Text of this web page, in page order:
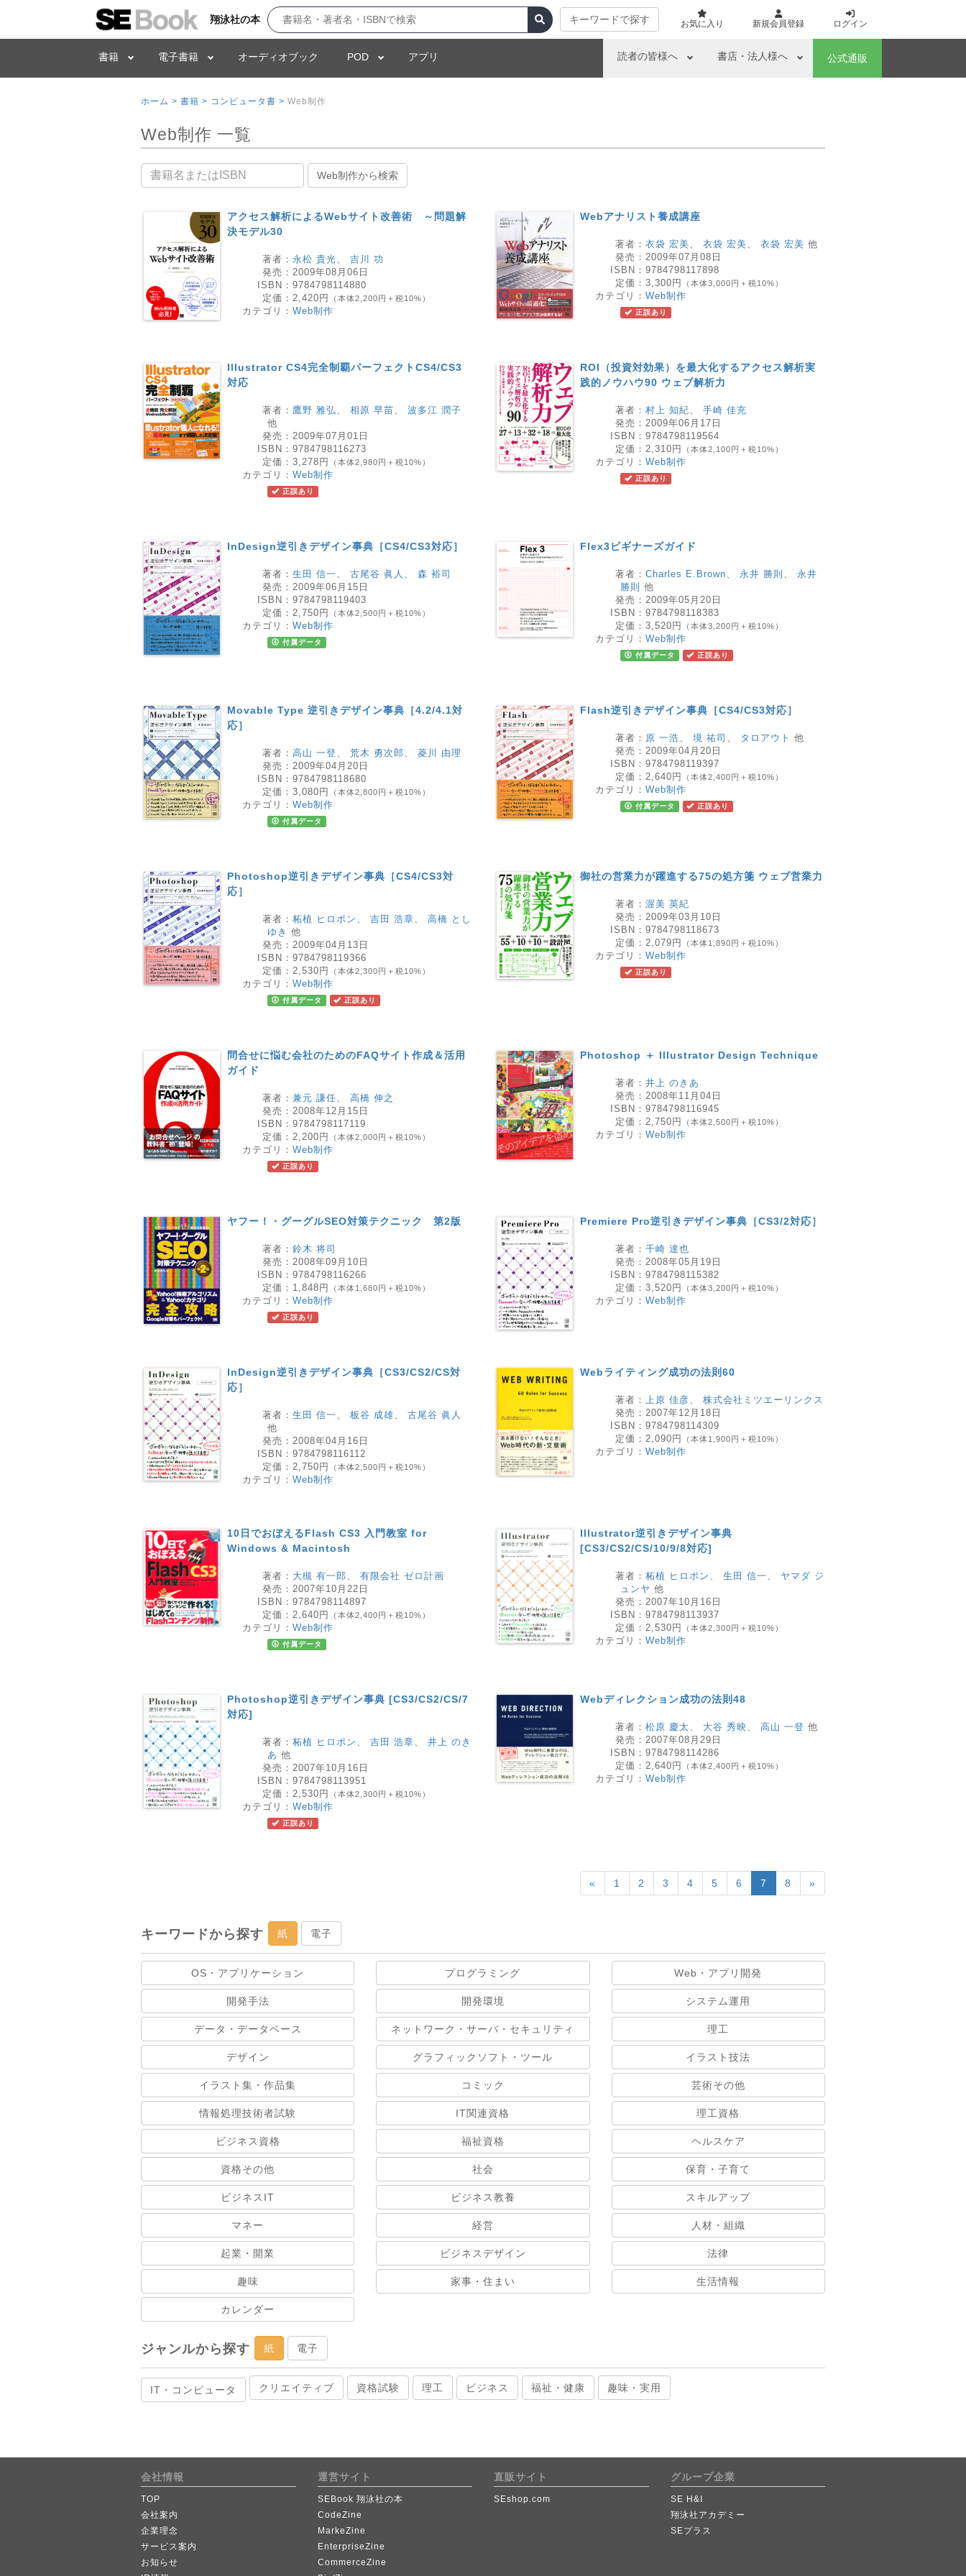
翔泳社の本 キーワードで探す お気に入り 新規会員登録 ログイン
書籍 電子書籍 オーディオブック POD アプリ 読者の皆様へ 書店・法人様へ 公式通販
ホーム > 書籍 > コンピュータ書 > Web制作
Web制作 一覧
書籍名 Web制作から検索
アクセス解析によるWebサイト改善術 ～問題解
決モデル30
著者： 永松 貴光、 吉川 功
発売： 2009年08月06日
ISBN： 9784798114880
定価： 2,420円 （本体2,200円＋税10%）
カテゴリ： Web制作
Webアナリスト養成講座
著者： 衣袋 宏美、 衣袋 宏美、 衣袋 宏美 他
発売： 2009年07月08日
ISBN： 9784798117898
定価： 3,300円 （本体3,000円＋税10%）
カテゴリ： Web制作
正誤あり
Illustrator CS4完全制覇パーフェクトCS4/CS3
対応
著者： 鷹野 雅弘、 相原 早苗、 波多江 潤子
他
発売： 2009年07月01日
ISBN： 9784798116273
定価： 3,278円 （本体2,980円＋税10%）
カテゴリ： Web制作
正誤あり
ROI（投資対効果）を最大化するアクセス解析実
践的ノウハウ90 ウェブ解析力
著者： 村上 知紀、 手崎 佳充
発売： 2009年06月17日
ISBN： 9784798119564
定価： 2,310円 （本体2,100円＋税10%）
カテゴリ： Web制作
正誤あり
InDesign逆引きデザイン事典［CS4/CS3対応］
著者： 生田 信一 、 古尾谷 眞人 、 森 裕司
発売： 2009年06月15日
ISBN： 9784798119403
定価： 2,750円 （本体2,500円＋税10%）
カテゴリ： Web制作
付属データ
Flex3ビギナーズガイド
著者： Charles E.Brown、 永井 勝則 、 永井
勝則 他
発売： 2009年05月20日
ISBN： 9784798118383
定価： 3,520円 （本体3,200円＋税10%）
カテゴリ： Web制作
付属データ 正誤あり
Movable Type 逆引きデザイン事典［4.2/4.1対
応］
著者： 高山 一登、 荒木 勇次郎 、 菱川 由理
発売： 2009年04月20日
ISBN： 9784798118680
定価： 3,080円 （本体2,800円＋税10%）
カテゴリ： Web制作
付属データ
Flash逆引きデザイン事典［CS4/CS3対応］
著者： 原 一浩、 境 祐司 、 タロアウト 他
発売： 2009年04月20日
ISBN： 9784798119397
定価： 2,640円 （本体2,400円＋税10%）
カテゴリ： Web制作
付属データ 正誤あり
Photoshop逆引きデザイン事典［CS4/CS3対
応］
著者： 柘植 ヒロポン 、 吉田 浩章、 高橋 とし
ゆき 他
発売： 2009年04月13日
ISBN： 9784798119366
定価： 2,530円 （本体2,300円＋税10%）
カテゴリ： Web制作
付属データ 正誤あり
御社の営業力が躍進する75の処方箋 ウェブ営業力
著者： 渥美 英紀
発売： 2009年03月10日
ISBN： 9784798118673
定価： 2,079円 （本体1,890円＋税10%）
カテゴリ： Web制作
正誤あり
問合せに悩む会社のためのFAQサイト作成＆活用
ガイド
著者： 兼元 謙任、 高橋 伸之
発売： 2008年12月15日
ISBN： 9784798117119
定価： 2,200円 （本体2,000円＋税10%）
カテゴリ： Web制作
正誤あり
Photoshop ＋ Illustrator Design Technique
著者： 井上 のきあ
発売： 2008年11月04日
ISBN： 9784798116945
定価： 2,750円 （本体2,500円＋税10%）
カテゴリ： Web制作
ヤフー！・グーグルSEO対策テクニック 第2版
著者： 鈴木 将司
発売： 2008年09月10日
ISBN： 9784798116266
定価： 1,848円 （本体1,680円＋税10%）
カテゴリ： Web制作
正誤あり
Premiere Pro逆引きデザイン事典［CS3/2対応］
著者： 千崎 達也
発売： 2008年05月19日
ISBN： 9784798115382
定価： 3,520円 （本体3,200円＋税10%）
カテゴリ： Web制作
InDesign逆引きデザイン事典［CS3/CS2/CS対
応］
著者： 生田 信一 、 板谷 成雄、 古尾谷 眞人
他
発売： 2008年04月16日
ISBN： 9784798116112
定価： 2,750円 （本体2,500円＋税10%）
カテゴリ： Web制作
Webライティング成功の法則60
著者： 上原 佳彦、 株式会社ミツエーリンクス
発売： 2007年12月18日
ISBN： 9784798114309
定価： 2,090円 （本体1,900円＋税10%）
カテゴリ： Web制作
10日でおぼえるFlash CS3 入門教室 for
Windows & Macintosh
著者： 大槻 有一郎 、 有限会社 ゼロ計画
発売： 2007年10月22日
ISBN： 9784798114897
定価： 2,640円 （本体2,400円＋税10%）
カテゴリ： Web制作
付属データ
Illustrator逆引きデザイン事典
[CS3/CS2/CS/10/9/8対応]
著者： 柘植 ヒロポン 、 生田 信一 、 ヤマダ ジ
ュンヤ 他
発売： 2007年10月16日
ISBN： 9784798113937
定価： 2,530円 （本体2,300円＋税10%）
カテゴリ： Web制作
Photoshop逆引きデザイン事典 [CS3/CS2/CS/7
対応]
著者： 柘植 ヒロポン 、 吉田 浩章、 井上 のき
あ 他
発売： 2007年10月16日
ISBN： 9784798113951
定価： 2,530円 （本体2,300円＋税10%）
カテゴリ： Web制作
正誤あり
Webディレクション成功の法則48
著者： 松原 慶太、 大谷 秀映、 高山 一登 他
発売： 2007年08月29日
ISBN： 9784798114286
定価： 2,640円 （本体2,400円＋税10%）
カテゴリ： Web制作
« 1 2 3 4 5 6 7 8 »
キーワードから探す 紙 電子
OS・アプリケーション プログラミング Web・アプリ開発
開発手法 開発環境 システム運用
データ・データベース ネットワーク・サーバ・セキュリティ 理工
デザイン グラフィックソフト・ツール イラスト技法
イラスト集・作品集 コミック 芸術その他
情報処理技術者試験 IT関連資格 理工資格
ビジネス資格 福祉資格 ヘルスケア
資格その他 社会 保育・子育て
ビジネスIT ビジネス教養 スキルアップ
マネー 経営 人材・組織
起業・開業 ビジネスデザイン 法律
趣味 家事・住まい 生活情報
カレンダー
ジャンルから探す 紙 電子
IT・コンピュータ クリエイティブ 資格試験 理工 ビジネス 福祉・健康 趣味・実用
会社情報
TOP
会社案内
企業理念
サービス案内
お知らせ
運営サイト
SEBook 翔泳社の本
CodeZine
MarkeZine
EnterpriseZine
CommerceZine
直販サイト
SEshop.com
グループ企業
SE H&I
翔泳社アカデミー
SEプラス